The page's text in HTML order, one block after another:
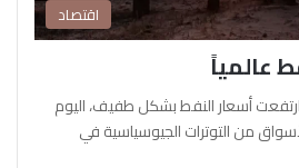
اقتصاد
عالمياً
آفرين علو – xeber24.net ارتفعت أسعار النفط بشكل طفيف، اليوم
من التوترات الجيوسياسية في